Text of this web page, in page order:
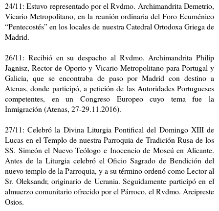
24/11: Estuvo representado por el Rvdmo. Archimandrita Demetrio,
Vicario Metropolitano, en la reunión ordinaria del Foro Ecuménico
“Pentecostés” en los locales de nuestra Catedral Ortodoxa Griega de
Madrid.
26/11: Recibió en su despacho al Rvdmo. Archimandrita Philip
Jagnisz, Rector de Oporto y Vicario Metropolitano para Portugal y
Galicia, que se encontraba de paso por Madrid con destino a
Atenas, donde participó, a petición de las Autoridades Portugueses
competentes, en un Congreso Europeo cuyo tema fue la
Inmigración (Atenas, 27-29.11.2016).
27/11: Celebró la Divina Liturgia Pontifical del Domingo XIII de
Lucas en el Templo de nuestra Parroquia de Tradición Rusa de los
SS. Simeón el Nuevo Teólogo e Inocencio de Moscú en Alicante.
Antes de la Liturgia celebró el Oficio Sagrado de Bendición del
nuevo templo de la Parroquia, y a su término ordenó como Lector al
Sr. Oleksandr, originario de Ucrania. Seguidamente participó en el
almuerzo comunitario ofrecido por el Párroco, el Rvdmo. Arcipreste
Osios.